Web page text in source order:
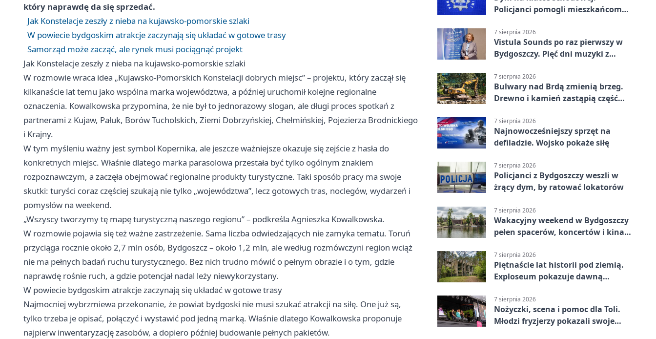
który naprawdę da się sprzedać.
Jak Konstelacje zeszły z nieba na kujawsko-pomorskie szlaki
W powiecie bydgoskim atrakcje zaczynają się układać w gotowe trasy
Samorząd może zacząć, ale rynek musi pociągnąć projekt
Jak Konstelacje zeszły z nieba na kujawsko-pomorskie szlaki
W rozmowie wraca idea „Kujawsko-Pomorskich Konstelacji dobrych miejsc” – projektu, który zaczął się
kilkanaście lat temu jako wspólna marka województwa, a później uruchomił kolejne regionalne
oznaczenia. Kowalkowska przypomina, że nie był to jednorazowy slogan, ale długi proces spotkań z
partnerami z Kujaw, Pałuk, Borów Tucholskich, Ziemi Dobrzyńskiej, Chełmińskiej, Pojezierza Brodnickiego
i Krajny.
W tym myśleniu ważny jest symbol Kopernika, ale jeszcze ważniejsze okazuje się zejście z hasła do
konkretnych miejsc. Właśnie dlatego marka parasolowa przestała być tylko ogólnym znakiem
rozpoznawczym, a zaczęła obejmować regionalne produkty turystyczne. Taki sposób pracy ma swoje
skutki: turyści coraz częściej szukają nie tylko „województwa”, lecz gotowych tras, noclegów, wydarzeń i
pomysłów na weekend.
„Wszyscy tworzymy tę mapę turystyczną naszego regionu” – podkreśla Agnieszka Kowalkowska.
W rozmowie pojawia się też ważne zastrzeżenie. Sama liczba odwiedzających nie zamyka tematu. Toruń
przyciąga rocznie około 2,7 mln osób, Bydgoszcz – około 1,2 mln, ale według rozmówczyni region wciąż
nie ma pełnych badań ruchu turystycznego. Bez nich trudno mówić o pełnym obrazie i o tym, gdzie
naprawdę rośnie ruch, a gdzie potencjał nadal leży niewykorzystany.
W powiecie bydgoskim atrakcje zaczynają się układać w gotowe trasy
Najmocniej wybrzmiewa przekonanie, że powiat bydgoski nie musi szukać atrakcji na siłę. One już są,
tylko trzeba je opisać, połączyć i wystawić pod jedną marką. Właśnie dlatego Kowalkowska proponuje
najpierw inwentaryzację zasobów, a dopiero później budowanie pełnych pakietów.
Policjanci pomogli mieszkańcom
7 sierpnia 2026
Vistula Sounds po raz pierwszy w
Bydgoszczy. Pięć dni muzyki z
7 sierpnia 2026
Bulwary nad Brdą zmienią brzeg.
Drewno i kamień zastąpią część
7 sierpnia 2026
Najnowocześniejszy sprzęt na
defiladzie. Wojsko pokaże siłę
7 sierpnia 2026
Policjanci z Bydgoszczy weszli w
żrący dym, by ratować lokatorów
7 sierpnia 2026
Wakacyjny weekend w Bydgoszczy
pełen spacerów, koncertów i kina
7 sierpnia 2026
Piętnaście lat historii pod ziemią.
Exploseum pokazuje dawną
7 sierpnia 2026
Nożyczki, scena i pomoc dla Toli.
Młodzi fryzjerzy pokazali swoje